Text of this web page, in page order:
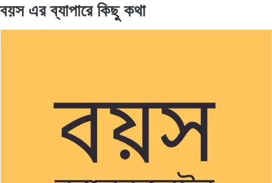
বয়স এর ব্যাপারে কিছু কথা